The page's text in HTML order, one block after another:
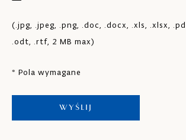
(.jpg, .jpeg, .png, .doc, .docx, .xls, .xlsx,
.odt, .rtf, 2 MB max)
* Pola wymagane
WYŚLIJ